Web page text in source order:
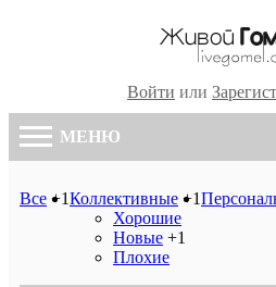
Войти или
МЕНЮ
Все +1Коллективные +1
Хорошие
Новые +1
Плохие